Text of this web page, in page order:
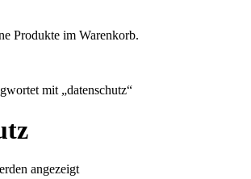
Produkte im Warenkorb.
mit „datenschutz“
angezeigt